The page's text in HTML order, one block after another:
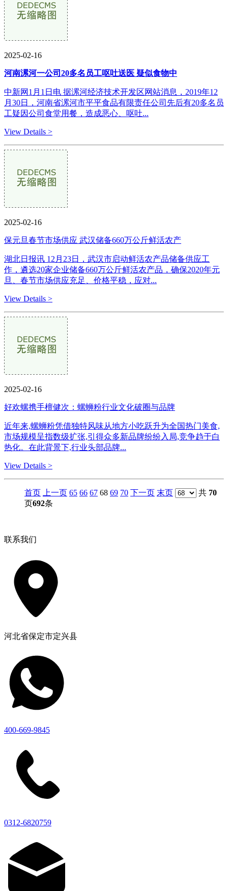
2025-02-16
河南漯河一公司20多名员工呕吐送医 疑似食物中
中新网1月1日电 据漯河经济技术开发区网站消息，2019年12
月30日，河南省漯河市平平食品有限责任公司先后有20多名员
工疑因公司食堂用餐，造成恶心、呕吐...
View Details >
2025-02-16
保元旦春节市场供应 武汉储备660万公斤鲜活农产
湖北日报讯 12月23日，武汉市启动鲜活农产品储备供应工
作，遴选20家企业储备660万公斤鲜活农产品，确保2020年元
旦、春节市场供应充足、价格平稳，应对...
View Details >
2025-02-16
好欢螺携手檀健次：螺蛳粉行业文化破圈与品牌
近年来,螺蛳粉凭借独特风味从地方小吃跃升为全国热门美食,
市场规模呈指数级扩张,引得众多新品牌纷纷入局,竞争趋于白
热化。在此背景下,行业头部品牌...
View Details >
首页 上一页 65 66 67 68 69 70 下一页 末页 共 70
页692条
联系我们
河北省保定市定兴县
400-669-9845
0312-6820759